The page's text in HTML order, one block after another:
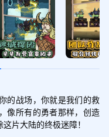
的战场，你就是我们的救
像所有的勇者那样，创造
片大陆的终极迷障！